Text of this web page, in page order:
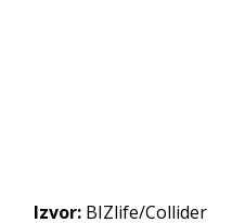
Izvor: BIZlife/Collider